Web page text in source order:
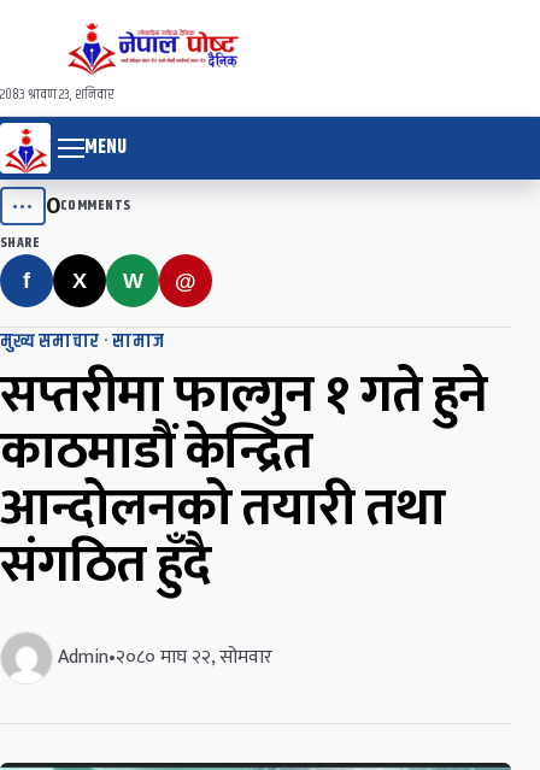
२०८३ श्रावण २३, शनिवार
MENU
••• 0COMMENTS
SHARE
f X W @
मुख्य समाचार ·सामाज
सप्तरीमा फाल्गुन १ गते हुने
काठमाडौं केन्द्रित
आन्दोलनको तयारी तथा
संगठित हुँदै
Admin•२०८० माघ २२, सोमवार